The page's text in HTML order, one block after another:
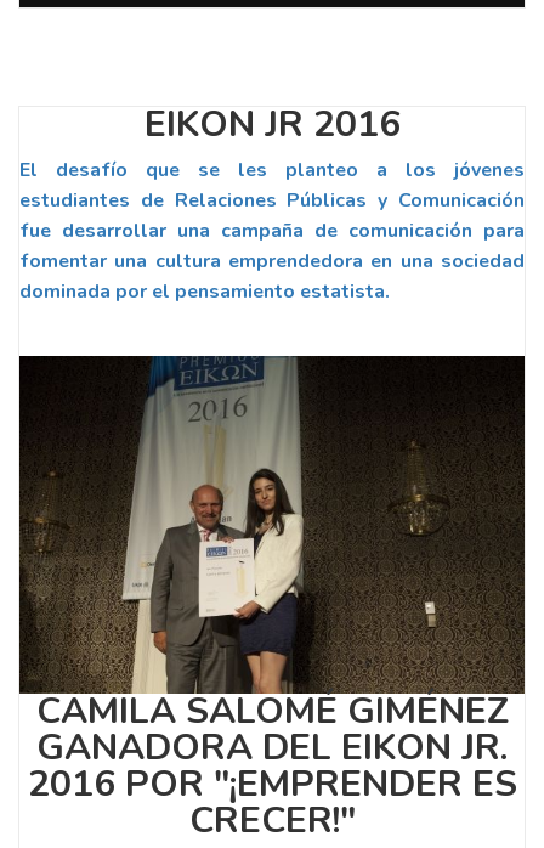
EIKON JR 2016
El desafío que se les planteo a los jóvenes
estudiantes de Relaciones Públicas y Comunicación
fue desarrollar una campaña de comunicación para
fomentar una cultura emprendedora en una sociedad
dominada por el pensamiento estatista.
CAMILA SALOMÉ GIMÉNEZ
GANADORA DEL EIKON JR.
2016 POR "¡EMPRENDER ES
CRECER!"